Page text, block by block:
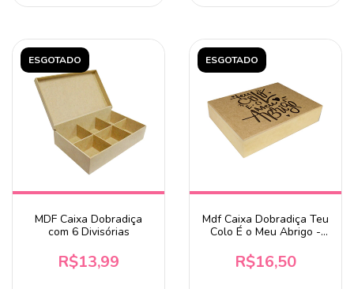
ESGOTADO
MDF Caixa Dobradiça
com 6 Divisórias
R$13,99
ESGOTADO
Mdf Caixa Dobradiça Teu
Colo É o Meu Abrigo -
R$16,50